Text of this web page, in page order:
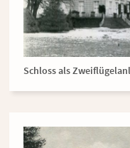
Schloss als